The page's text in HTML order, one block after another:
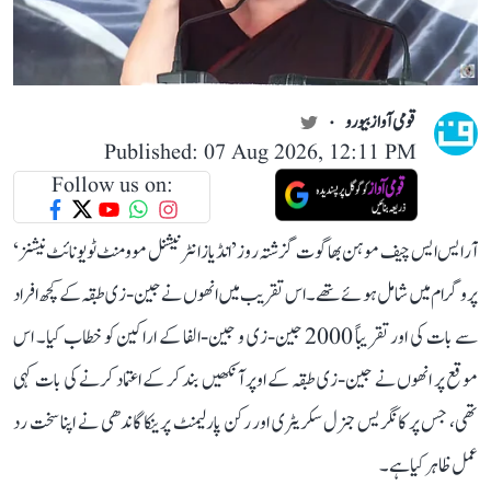
قومی آواز بیورو
Published: 07 Aug 2026, 12:11 PM
Follow us on:
آر ایس ایس چیف موہن بھاگوت گزشتہ روز ’انڈیاز انٹرنیشنل موومنٹ ٹو یونائٹ نیشنز‘
پروگرام میں شامل ہوئے تھے۔ اس تقریب میں انھوں نے جین-زی طبقہ کے کچھ افراد
سے بات کی اور تقریباً 2000 جین-زی و جین-الفا کے اراکین کو خطاب کیا۔ اس
موقع پر انھوں نے جین-زی طبقہ کے اوپر آنکھیں بند کر کے اعتماد کرنے کی بات کہی
تھی، جس پر کانگریس جنرل سکریٹری اور رکن پارلیمنٹ پرینکا گاندھی نے اپنا سخت رد
عمل ظاہر کیا ہے۔